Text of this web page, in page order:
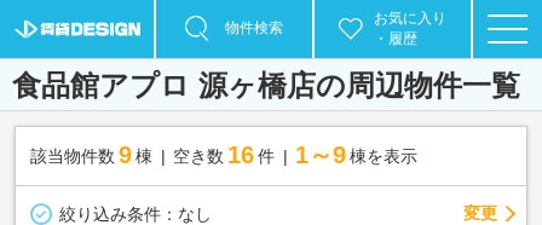
物件検索
お気に入り
・履歴
食品館アプロ 源ヶ橋店の周辺物件一覧
該当物件数 9棟 空き数 16 件 1～9 棟を表示
絞り込み条件： なし 変更